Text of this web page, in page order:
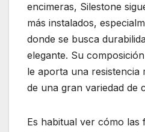
encimeras, Silestone
más instalados,
donde se busca
elegante. Su
le aporta una resistencia
de una gran variedad de
Es habitual ver cómo las